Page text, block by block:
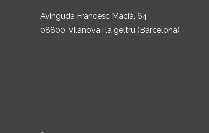
Avinguda Francesc Macià, 64
08800, Vilanova i la geltrú (Barcelona)